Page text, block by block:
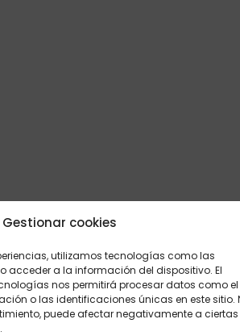
Gestionar cookies
utilizamos tecnologías como las
acceder a la información del dispositivo. El
nos permitirá procesar datos como el
o las identificaciones únicas en este sitio.
puede afectar negativamente a ciertas